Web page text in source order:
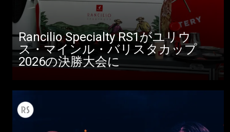
Rancilio Specialty RS1がユリウ
ス・マインル・バリスタカップ
2026の決勝大会に